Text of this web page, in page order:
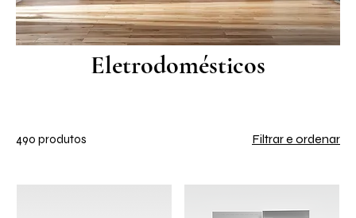
Eletrodomésticos
490 produtos Filtrar e ordenar